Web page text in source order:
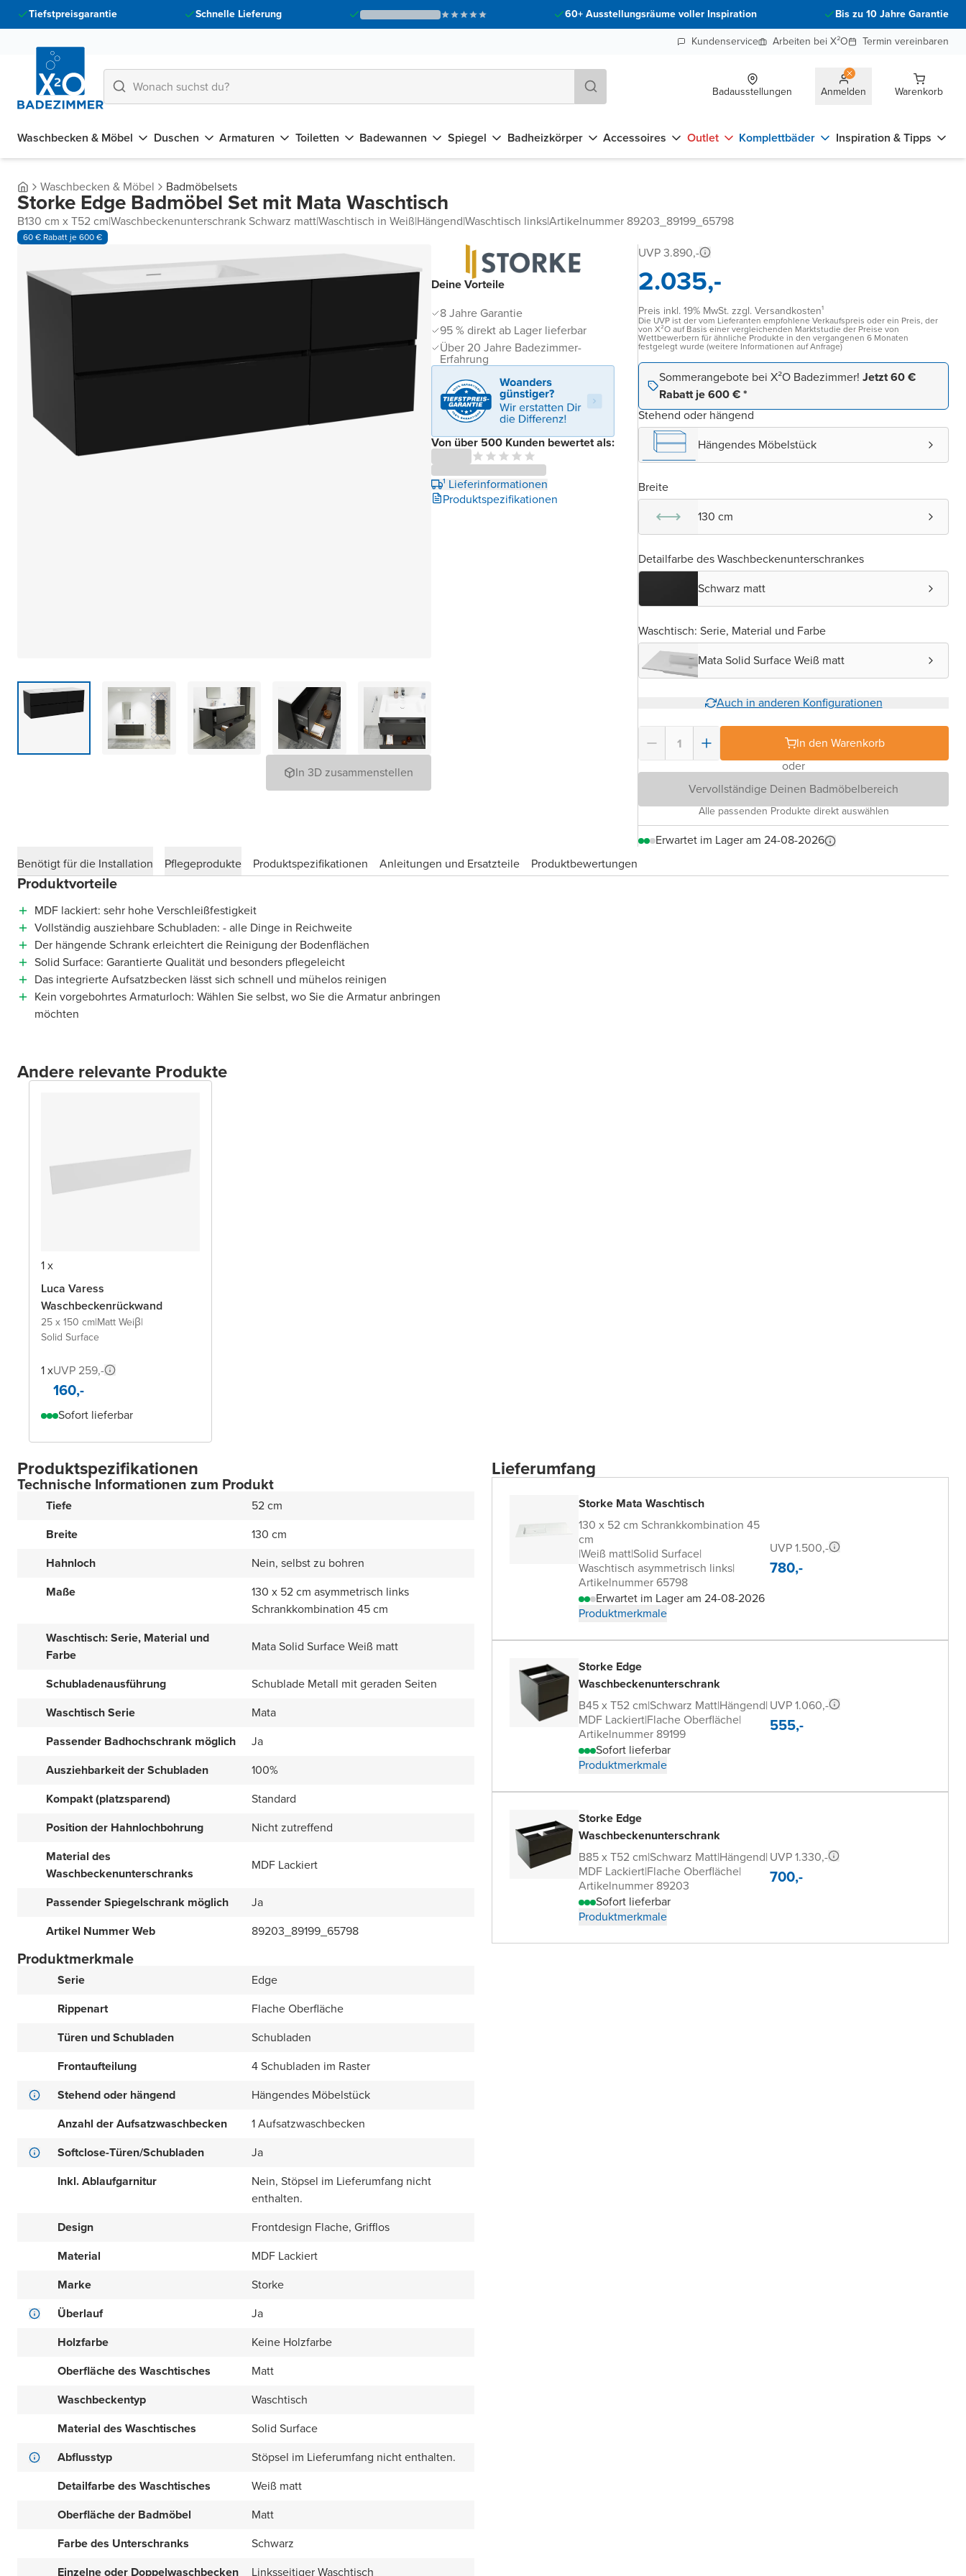
Tiefstpreisgarantie Schnelle Lieferung 60+ Ausstellungsräume voller Inspiration
Bis zu 10 Jahre Garantie
Kundenservice
Arbeiten bei X²O Termin vereinbaren
Badausstellungen Anmelden Warenkorb
Waschbecken & Möbel Duschen Armaturen Toiletten Badewannen Spiegel Badheizkörper Accessoires Outlet Komplettbäder Inspiration & Tipps
Waschbecken & Möbel Badmöbelsets
Storke Edge Badmöbel Set mit Mata Waschtisch
B130 cm x T52 cm|Waschbeckenunterschrank Schwarz matt|Waschtisch in Weiß|Hängend|Waschtisch links|Artikelnummer 89203_89199_65798
60 € Rabatt je 600 €
In 3D zusammenstellen
Deine Vorteile
8 Jahre Garantie
95 % direkt ab Lager lieferbar
Über 20 Jahre Badezimmer-
Erfahrung
Von über 500 Kunden bewertet als:
¹ Lieferinformationen
Produktspezifikationen
UVP 3.890,-
2.035,-
Preis inkl. 19% MwSt. zzgl. Versandkosten¹
Die UVP ist der vom Lieferanten empfohlene Verkaufspreis oder ein Preis, der
von X²O auf Basis einer vergleichenden Marktstudie der Preise von
Wettbewerbern für ähnliche Produkte in den vergangenen 6 Monaten
festgelegt wurde (weitere Informationen auf Anfrage)
Sommerangebote bei X²O Badezimmer! Jetzt 60 €
Rabatt je 600 € *
Stehend oder hängend
Hängendes Möbelstück
Breite
130 cm
Detailfarbe des Waschbeckenunterschrankes
Schwarz matt
Waschtisch: Serie, Material und Farbe
Mata Solid Surface Weiß matt
Auch in anderen Konfigurationen
In den Warenkorb
oder
Vervollständige Deinen Badmöbelbereich
Alle passenden Produkte direkt auswählen
Erwartet im Lager am 24-08-2026
Benötigt für die Installation
Pflegeprodukte Produktspezifikationen Anleitungen und Ersatzteile Produktbewertungen
Produktvorteile
MDF lackiert: sehr hohe Verschleißfestigkeit
Vollständig ausziehbare Schubladen: - alle Dinge in Reichweite
Der hängende Schrank erleichtert die Reinigung der Bodenflächen
Solid Surface: Garantierte Qualität und besonders pflegeleicht
Das integrierte Aufsatzbecken lässt sich schnell und mühelos reinigen
Kein vorgebohrtes Armaturloch: Wählen Sie selbst, wo Sie die Armatur anbringen
möchten
Andere relevante Produkte
1 x
Luca Varess
Waschbeckenrückwand
25 x 150 cm|Matt Weiβ|
Solid Surface
1 xUVP 259,-
160,-
Sofort lieferbar
Produktspezifikationen
Technische Informationen zum Produkt
Tiefe
52 cm
Breite
130 cm
Hahnloch
Nein, selbst zu bohren
Maße
130 x 52 cm asymmetrisch links
Schrankkombination 45 cm
Waschtisch: Serie, Material und
Farbe
Mata Solid Surface Weiß matt
Schubladenausführung
Schublade Metall mit geraden Seiten
Waschtisch Serie
Mata
Passender Badhochschrank möglich
Ja
Ausziehbarkeit der Schubladen
100%
Kompakt (platzsparend)
Standard
Position der Hahnlochbohrung
Nicht zutreffend
Material des
Waschbeckenunterschranks
MDF Lackiert
Passender Spiegelschrank möglich
Ja
Artikel Nummer Web
89203_89199_65798
Produktmerkmale
Serie
Edge
Rippenart
Flache Oberfläche
Türen und Schubladen
Schubladen
Frontaufteilung
4 Schubladen im Raster
Stehend oder hängend
Hängendes Möbelstück
Anzahl der Aufsatzwaschbecken
1 Aufsatzwaschbecken
Softclose-Türen/Schubladen
Ja
Inkl. Ablaufgarnitur
Nein, Stöpsel im Lieferumfang nicht
enthalten.
Design
Frontdesign Flache, Grifflos
Material
MDF Lackiert
Marke
Storke
Überlauf
Ja
Holzfarbe
Keine Holzfarbe
Oberfläche des Waschtisches
Matt
Waschbeckentyp
Waschtisch
Material des Waschtisches
Solid Surface
Abflusstyp
Stöpsel im Lieferumfang nicht enthalten.
Detailfarbe des Waschtisches
Weiß matt
Oberfläche der Badmöbel
Matt
Farbe des Unterschranks
Schwarz
Einzelne oder Doppelwaschbecken
Linksseitiger Waschtisch
Lieferumfang
Storke Mata Waschtisch
130 x 52 cm Schrankkombination 45
cm
|Weiß matt|Solid Surface|
Waschtisch asymmetrisch links|
Artikelnummer 65798
Erwartet im Lager am 24-08-2026
Produktmerkmale
UVP 1.500,-
780,-
Storke Edge
Waschbeckenunterschrank
B45 x T52 cm|Schwarz Matt|Hängend|
MDF Lackiert|Flache Oberfläche|
Artikelnummer 89199
Sofort lieferbar
Produktmerkmale
UVP 1.060,-
555,-
Storke Edge
Waschbeckenunterschrank
B85 x T52 cm|Schwarz Matt|Hängend|
MDF Lackiert|Flache Oberfläche|
Artikelnummer 89203
Sofort lieferbar
Produktmerkmale
UVP 1.330,-
700,-